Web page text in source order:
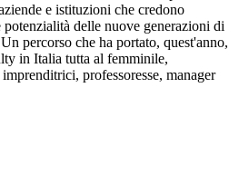
e istituzioni che credono
delle nuove generazioni di
percorso che ha portato, quest'anno,
in Italia tutta al femminile,
professoresse, manager